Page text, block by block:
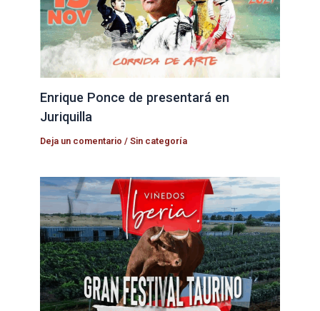
Enrique Ponce de presentará en
Juriquilla
Deja un comentario /Sin categoría